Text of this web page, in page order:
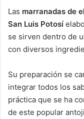
Las marranadas de
San Luis Potosí
se sirven dentro de
con diversos
Su preparación se
integrar todos los
práctica que se ha
de este popular